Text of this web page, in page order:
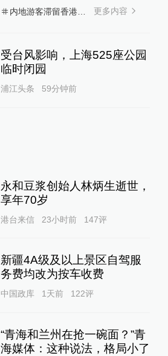
内地游客滞留香港机场
更多内容
受台风影响，上海525座公园
临时闭园
浦江头条 59分钟前
永和豆浆创始人林炳生逝世，
享年70岁
港台来信 23小时前 147评
新疆4A级及以上景区自驾服
务费均改为按车收费
中国政库 1天前 122评
“青海和兰州在抢一碗面？”青
海媒体：这种说法，格局小了